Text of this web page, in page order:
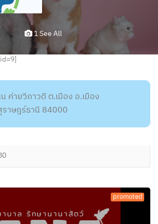
1 See All
ค่ายวิภาวดี ต.เมือง อ.เมือง
าษฎร์ธานี 84000
promoted